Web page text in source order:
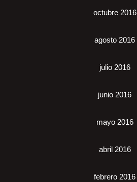
octubre 2016
agosto 2016
julio 2016
junio 2016
mayo 2016
abril 2016
febrero 2016